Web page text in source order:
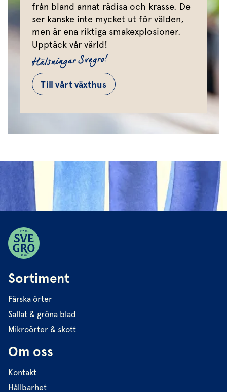
från bland annat rädisa och krasse. De
ser kanske inte mycket ut för välden,
men är ena riktiga smakexplosioner.
Upptäck vår värld!
Hälsningar Svegro!
Till vårt växthus
Sortiment
Färska örter
Sallat & gröna blad
Mikroörter & skott
Om oss
Kontakt
Hållbarhet